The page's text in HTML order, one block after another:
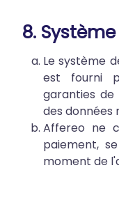
8.
Le système
est fourni
garanties
des données
Affereo ne
paiement,
moment de